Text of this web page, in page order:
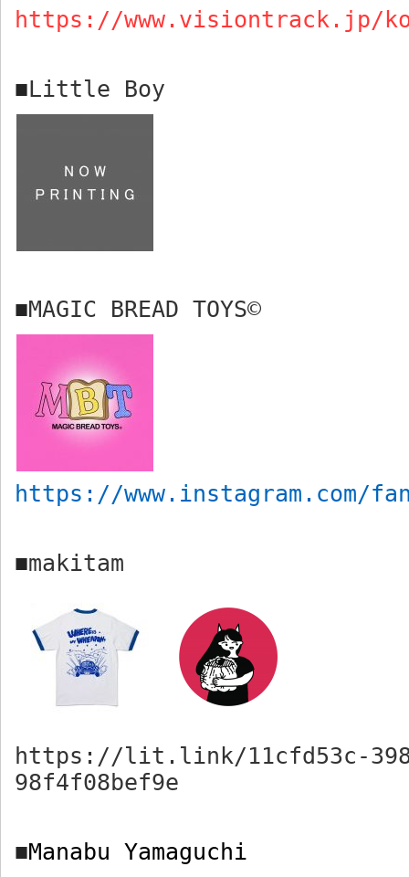
https://www.visiontrack.jp/
■Little Boy
■MAGIC BREAD TOYS©︎
https://www.instagram.com/
■makitam
https://lit.link/11cfd53c-
98f4f08bef9e
■Manabu Yamaguchi